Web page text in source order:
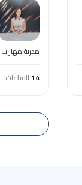
مدربة مهارات ومهن ٨
14الساعات